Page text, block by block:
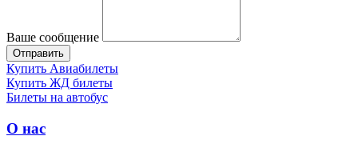
Ваше сообщение
Купить Авиабилеты
Купить ЖД билеты
Билеты на автобус
О нас